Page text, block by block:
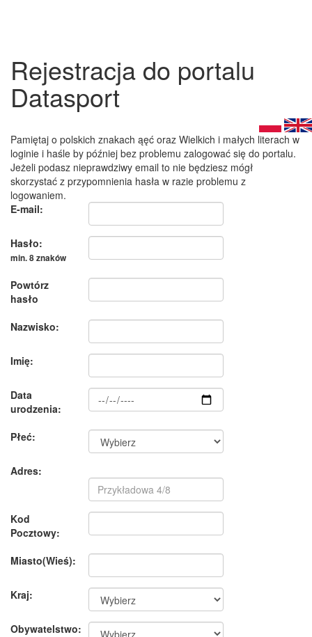
Rejestracja do portalu
Datasport
Pamiętaj o polskich znakach ąęć oraz Wielkich i małych literach w
loginie i haśle by później bez problemu zalogować się do portalu.
Jeżeli podasz nieprawdziwy email to nie będziesz mógł
skorzystać z przypomnienia hasła w razie problemu z
logowaniem.
E-mail:
Hasło:
min. 8 znaków
Powtórz
hasło
Nazwisko:
Imię:
Data
urodzenia:
Płeć:
Adres:
Kod
Pocztowy:
Miasto(Wieś):
Kraj:
Obywatelstwo: